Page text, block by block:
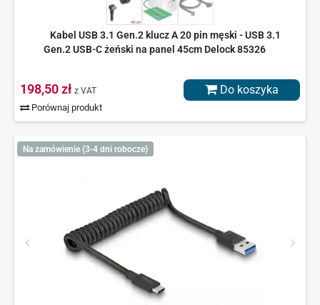
Kabel USB 3.1 Gen.2 klucz A 20 pin męski - USB 3.1
Gen.2 USB-C żeński na panel 45cm Delock 85326
198,50 zł z VAT
Porównaj produkt
Do koszyka
Na zamówienie (3-4 dni robocze)